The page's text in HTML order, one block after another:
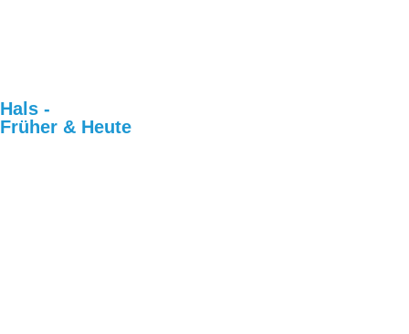
Hals -
Früher & Heute